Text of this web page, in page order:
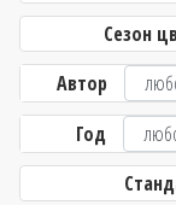
Сезон
Автор
Год